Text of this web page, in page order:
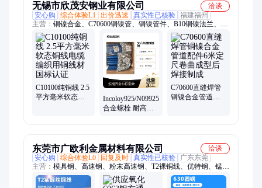
无锡市欣茂安钢业有限公司
洽谈
安心购
综合体验L1 出价迅速 真实性已核验 福建福州
主营： 铜镍合金、C70600铜镍管、铜镍管件、B10铜镍法兰、
B30铜镍弯头、C71500铜镍棒、铜镍管、铜镍板、铜镍法兰、镍
基合金、高温合金、因科洛伊、英科耐尔、哈氏合金、蒙乃尔、
镍基合金法兰管件、紫铜、黄铜、冷凝管、换热管、翅片管
C10100纯铜线 2.5
平方毫米软态铜
Incoloy925/N09925
合金螺栓 耐高温
C70600直缝焊管
铜镍合金管道配
东莞市广欧利金属材料有限公司
洽谈
安心购
综合体验L0 回复及时 真实性已核验
广东东莞
主营： 模具钢、高速钢、粉末高速钢、T2裸铜线、优特钢、锰
钢、镁合金、钛材、铜材、铝合金、不锈钢、透气钢